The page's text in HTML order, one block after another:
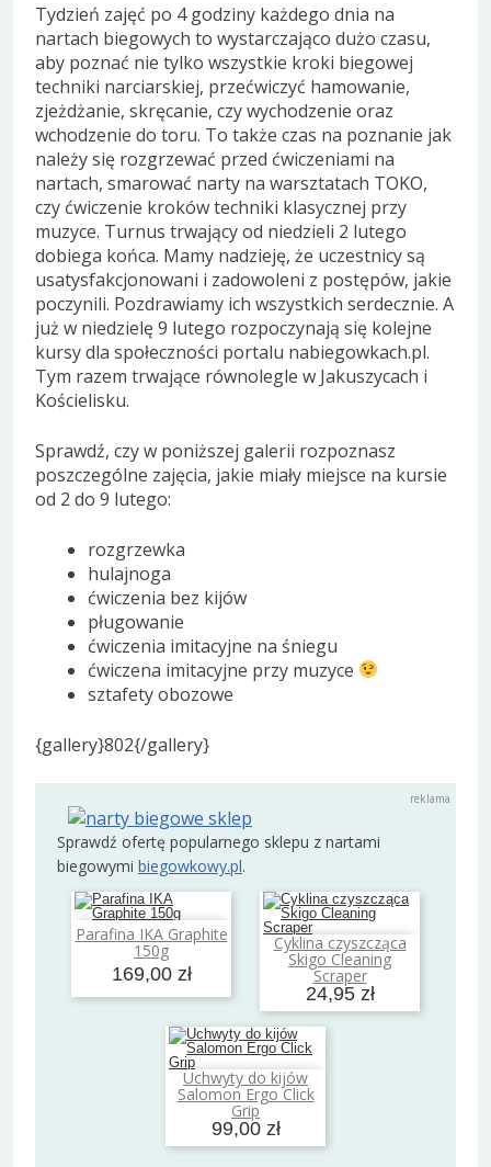
Tydzień zajęć po 4 godziny każdego dnia na
nartach biegowych to wystarczająco dużo czasu,
aby poznać nie tylko wszystkie kroki biegowej
techniki narciarskiej, przećwiczyć hamowanie,
zjeżdżanie, skręcanie, czy wychodzenie oraz
wchodzenie do toru. To także czas na poznanie jak
należy się rozgrzewać przed ćwiczeniami na
nartach, smarować narty na warsztatach TOKO,
czy ćwiczenie kroków techniki klasycznej przy
muzyce. Turnus trwający od niedzieli 2 lutego
dobiega końca. Mamy nadzieję, że uczestnicy są
usatysfakcjonowani i zadowoleni z postępów, jakie
poczynili. Pozdrawiamy ich wszystkich serdecznie. A
już w niedzielę 9 lutego rozpoczynają się kolejne
kursy dla społeczności portalu nabiegowkach.pl.
Tym razem trwające równolegle w Jakuszycach i
Kościelisku.
Sprawdź, czy w poniższej galerii rozpoznasz
poszczególne zajęcia, jakie miały miejsce na kursie
od 2 do 9 lutego:
rozgrzewka
hulajnoga
ćwiczenia bez kijów
pługowanie
ćwiczenia imitacyjne na śniegu
ćwiczena imitacyjne przy muzyce
sztafety obozowe
{gallery}802{/gallery}
Sprawdź ofertę popularnego sklepu z nartami
biegowymi biegowkowy.pl.
Parafina IKA Graphite
150g
169,00 zł
Dodaj do koszyka Cyklina czyszcząca
Skigo Cleaning
Scraper
24,95 zł
Dodaj do koszyka
Uchwyty do kijów
Salomon Ergo Click
Grip
99,00 zł
Dodaj do koszyka